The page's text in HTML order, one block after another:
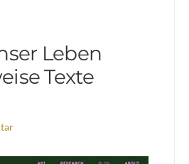
Leben
Texte